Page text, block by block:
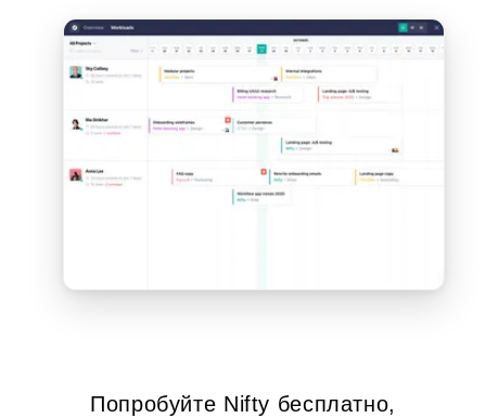
Попробуйте Nifty бесплатно,